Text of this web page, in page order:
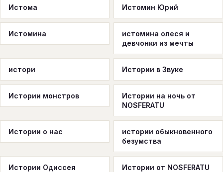
Истома Истомин Юрий
Истомина
истомина олеся и
девчонки из мечты
истори Истории в Звуке
Истории монстров
Истории на ночь от
NOSFERATU
Истории о нас
истории обыкновенного
безумства
Истории Одиссея Истории от NOSFERATU